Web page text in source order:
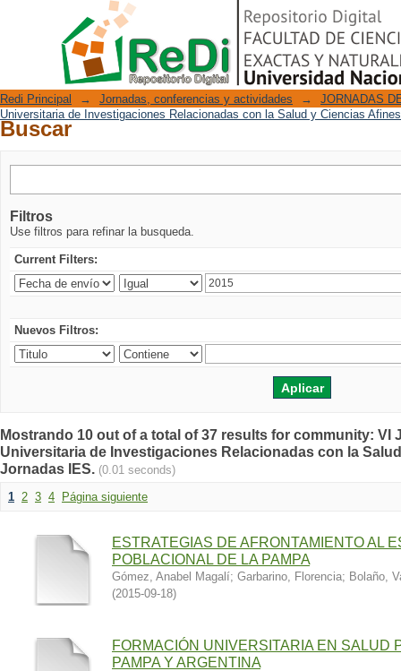
Repositorio Digital
Redi Principal → Jornadas, conferencias y actividades →
JORNADAS
Universitaria de Investigaciones Relacionadas con la Salud y Ciencias
Buscar
Filtros
Use filtros para refinar la busqueda.
Current Filters:
Nuevos Filtros:
Mostrando 10 out of a total of 37 results for community: VI
Universitaria de Investigaciones Relacionadas con la
Jornadas IES. (0.01 seconds)
1 2 3 4 Página siguiente
ESTRATEGIAS DE AFRONTAMIENTO AL
POBLACIONAL DE LA PAMPA
Gómez, Anabel Magalí; Garbarino, Florencia; Bolaño,
(2015-09-18)
FORMACIÓN UNIVERSITARIA EN SALUD
PAMPA Y ARGENTINA